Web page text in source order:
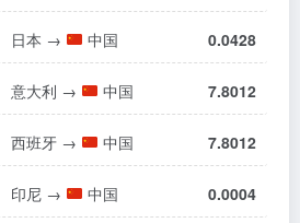
日本 → 中国 0.0428
意大利 → 中国 7.8012
西班牙 → 中国 7.8012
印尼 → 中国 0.0004